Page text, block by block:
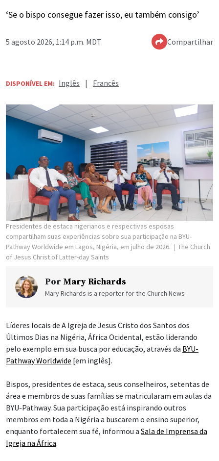
‘Se o bispo consegue fazer isso, eu também consigo’
5 agosto 2026, 1:14 p.m. MDT Compartilhar
DISPONÍVEL EM: Inglês | Francês
Presidentes de estaca nigerianos e respectivas esposas
compartilham suas experiências sobre sua participação na BYU-
Pathway Worldwide em Lagos, Nigéria, em julho de 2026.
The Church
of Jesus Christ of Latter-day Saints
Por Mary Richards
Mary Richards is a reporter for the Church News
Líderes locais de A Igreja de Jesus Cristo dos Santos dos
Últimos Dias na Nigéria, África Ocidental, estão liderando
pelo exemplo em sua busca por educação, através da BYU-
Pathway Worldwide [em inglês].
Bispos, presidentes de estaca, seus conselheiros, setentas de
área e membros de suas famílias se matricularam em aulas da
BYU-Pathway. Sua participação está inspirando outros
membros em toda a Nigéria a buscarem o ensino superior,
enquanto fortalecem sua fé, informou a Sala de Imprensa da
Igreja na África.